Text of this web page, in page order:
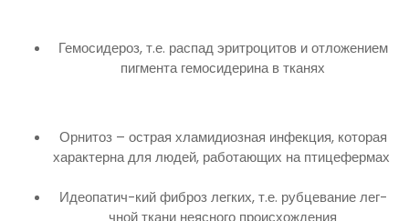
Гемосидероз, т.е. распад эритроцитов и отложением
пигмента гемосидерина в тканях
Орнитоз – острая хламидиозная инфекция, которая
характерна для людей, работающих на птицефермах
Идеопатич-кий фиброз легких, т.е. рубцевание лег-
чной ткани неясного происхождения